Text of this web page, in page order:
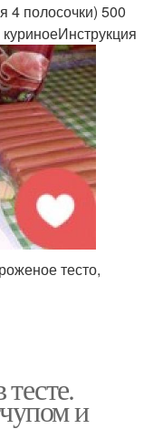
4 полосочки) 500
тесто,
и